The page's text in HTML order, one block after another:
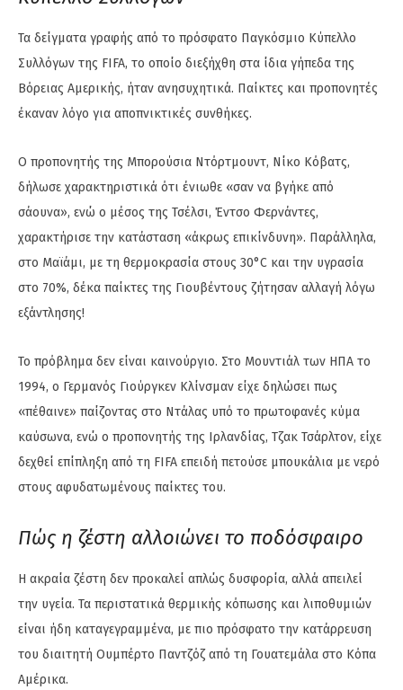
Τα δείγματα γραφής από το πρόσφατο Παγκόσμιο Κύπελλο
Συλλόγων της FIFA, το οποίο διεξήχθη στα ίδια γήπεδα της
Βόρειας Αμερικής, ήταν ανησυχητικά. Παίκτες και προπονητές
έκαναν λόγο για αποπνικτικές συνθήκες.
Ο προπονητής της Μπορούσια Ντόρτμουντ, Νίκο Κόβατς,
δήλωσε χαρακτηριστικά ότι ένιωθε «σαν να βγήκε από
σάουνα», ενώ ο μέσος της Τσέλσι, Έντσο Φερνάντες,
χαρακτήρισε την κατάσταση «άκρως επικίνδυνη». Παράλληλα,
στο Μαϊάμι, με τη θερμοκρασία στους 30°C και την υγρασία
στο 70%, δέκα παίκτες της Γιουβέντους ζήτησαν αλλαγή λόγω
εξάντλησης!
Το πρόβλημα δεν είναι καινούργιο. Στο Μουντιάλ των ΗΠΑ το
1994, ο Γερμανός Γιούργκεν Κλίνσμαν είχε δηλώσει πως
«πέθαινε» παίζοντας στο Ντάλας υπό το πρωτοφανές κύμα
καύσωνα, ενώ ο προπονητής της Ιρλανδίας, Τζακ Τσάρλτον, είχε
δεχθεί επίπληξη από τη FIFA επειδή πετούσε μπουκάλια με νερό
στους αφυδατωμένους παίκτες του.
Πώς η ζέστη αλλοιώνει το ποδόσφαιρο
Η ακραία ζέστη δεν προκαλεί απλώς δυσφορία, αλλά απειλεί
την υγεία. Τα περιστατικά θερμικής κόπωσης και λιποθυμιών
είναι ήδη καταγεγραμμένα, με πιο πρόσφατο την κατάρρευση
του διαιτητή Ουμπέρτο Παντζόζ από τη Γουατεμάλα στο Κόπα
Αμέρικα.